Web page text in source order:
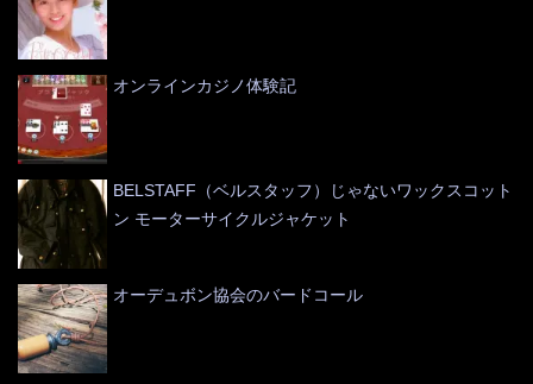
オンラインカジノ体験記
BELSTAFF（ベルスタッフ）じゃないワックスコット
ン モーターサイクルジャケット
オーデュボン協会のバードコール